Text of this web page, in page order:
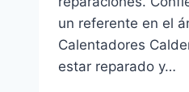
un referente en el
Calentadores
estar reparado y…